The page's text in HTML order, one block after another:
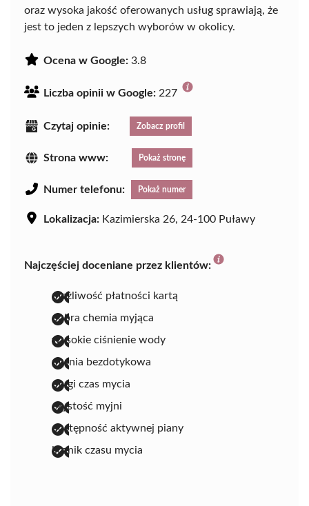
oraz wysoka jakość oferowanych usług sprawiają, że
jest to jeden z lepszych wyborów w okolicy.
Ocena w Google: 3.8
Liczba opinii w Google: 227
Czytaj opinie: Zobacz profil
Strona www: Pokaż stronę
Numer telefonu: Pokaż numer
Lokalizacja: Kazimierska 26, 24-100 Puławy
Najczęściej doceniane przez klientów:
możliwość płatności kartą
dobra chemia myjąca
wysokie ciśnienie wody
myjnia bezdotykowa
długi czas mycia
czystość myjni
dostępność aktywnej piany
licznik czasu mycia